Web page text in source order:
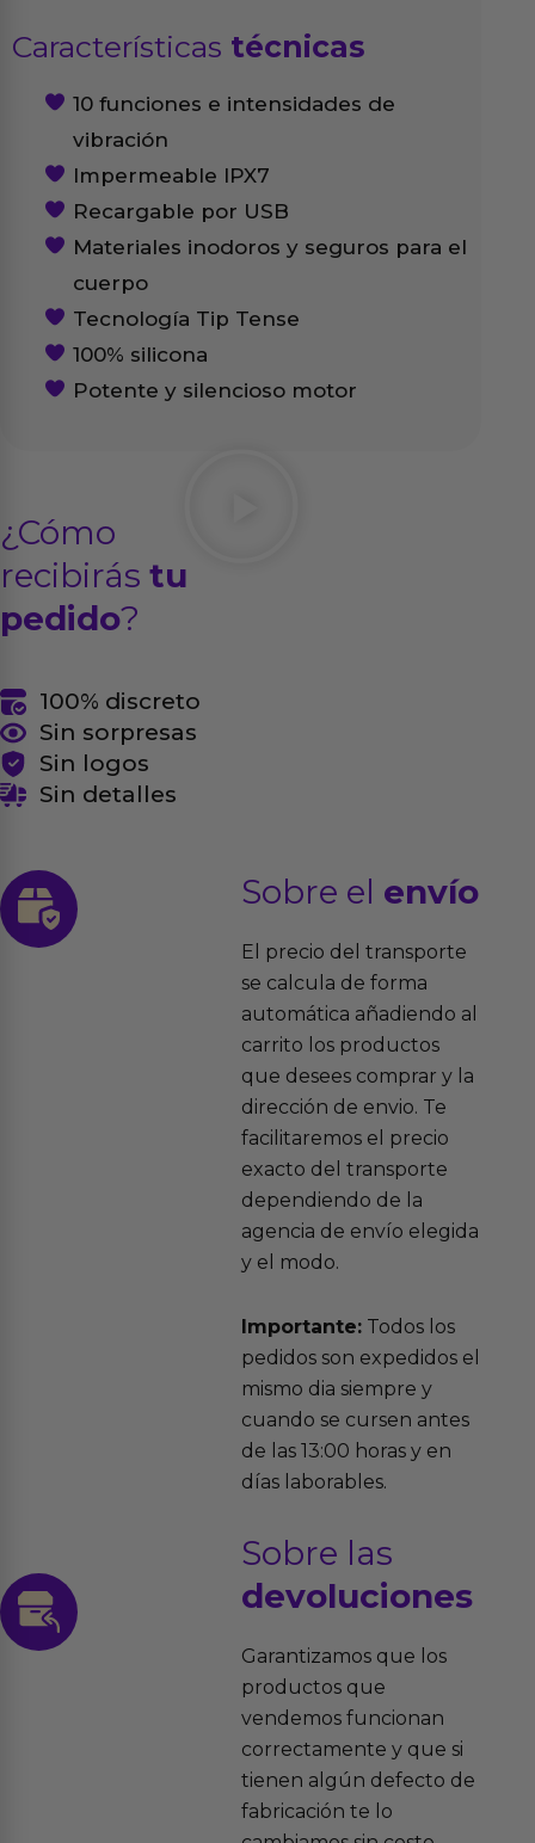
Características técnicas
10 funciones e intensidades de
vibración
Impermeable IPX7
Recargable por USB
Materiales inodoros y seguros para el
cuerpo
Tecnología Tip Tense
100% silicona
Potente y silencioso motor
¿Cómo
recibirás tu
pedido?
100% discreto
Sin sorpresas
Sin logos
Sin detalles
Sobre el envío
El precio del transporte
se calcula de forma
automática añadiendo al
carrito los productos
que desees comprar y la
dirección de envio. Te
facilitaremos el precio
exacto del transporte
dependiendo de la
agencia de envío elegida
y el modo.
Importante:Todos los
pedidos son expedidos el
mismo dia siempre y
cuando se cursen antes
de las 13:00 horas y en
días laborables.
Sobre las
devoluciones
Garantizamos que los
productos que
vendemos funcionan
correctamente y que si
tienen algún defecto de
fabricación te lo